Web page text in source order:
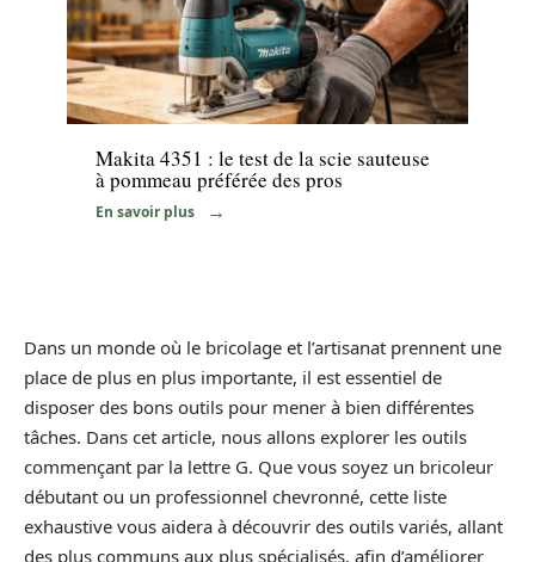
Equipement
Makita 4351 : le test de la scie sauteuse
à pommeau préférée des pros
En savoir plus
Dans un monde où le bricolage et l’artisanat prennent une
place de plus en plus importante, il est essentiel de
disposer des bons outils pour mener à bien différentes
tâches. Dans cet article, nous allons explorer les outils
commençant par la lettre G. Que vous soyez un bricoleur
débutant ou un professionnel chevronné, cette liste
exhaustive vous aidera à découvrir des outils variés, allant
des plus communs aux plus spécialisés, afin d’améliorer